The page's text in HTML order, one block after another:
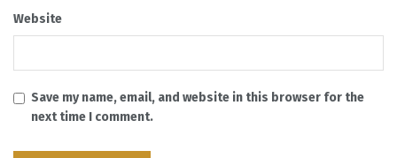
Website
Save my name, email, and website in this browser for the
next time I comment.